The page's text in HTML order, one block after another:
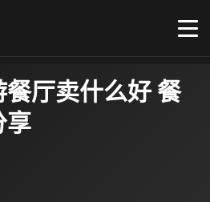
厅卖什么好 餐
享